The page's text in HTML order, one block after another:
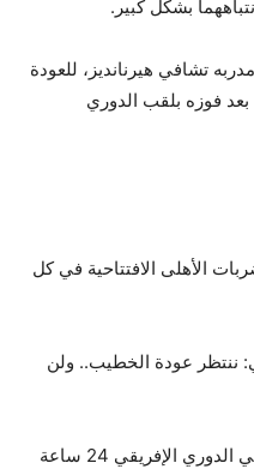
تشافي هيرنانديز، للعودة
فوزه بلقب الدوري
الأهلى الافتتاحية في كل
ننتظر عودة الخطيب.. ولن
الإفريقي 24 ساعة